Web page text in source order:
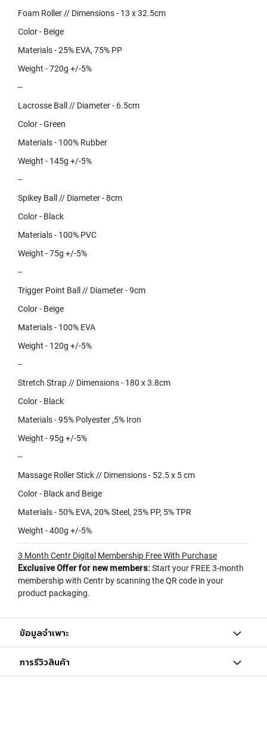
Foam Roller // Dimensions - 13 x 32.5cm
Color - Beige
Materials - 25% EVA, 75% PP
Weight - 720g +/-5%
--
Lacrosse Ball // Diameter - 6.5cm
Color - Green
Materials - 100% Rubber
Weight - 145g +/-5%
--
Spikey Ball // Diameter - 8cm
Color - Black
Materials - 100% PVC
Weight - 75g +/-5%
--
Trigger Point Ball // Diameter - 9cm
Color - Beige
Materials - 100% EVA
Weight - 120g +/-5%
--
Stretch Strap // Dimensions - 180 x 3.8cm
Color - Black
Materials - 95% Polyester ,5% Iron
Weight - 95g +/-5%
--
Massage Roller Stick // Dimensions - 52.5 x 5 cm
Color - Black and Beige
Materials - 50% EVA, 20% Steel, 25% PP, 5% TPR
Weight - 400g +/-5%
3 Month Centr Digital Membership Free With Purchase
Exclusive Offer for new members:Start your FREE 3-month
membership with Centr by scanning the QR code in your
product packaging.
ข้อมูลจำเพาะ
การรีวิวสินค้า